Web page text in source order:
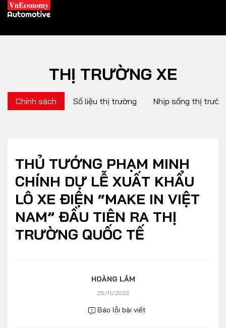
XE XANH
THỊ TRƯỜNG XE
Chính sách
Số liệu thị trường
DOANH NGHIỆP
Thương hiệu
Nhân vật
THỊ TRƯỜNG XE
Chính sách Số liệu thị trường Nhịp sống thị
THỦ TƯỚNG PHẠM MINH
CHÍNH DỰ LỄ XUẤT KHẨU
LÔ XE ĐIỆN “MAKE IN VIỆT
NAM” ĐẦU TIÊN RA THỊ
TRƯỜNG QUỐC TẾ
HOÀNG LÂM
25/11/2022
Báo lỗi bài viết